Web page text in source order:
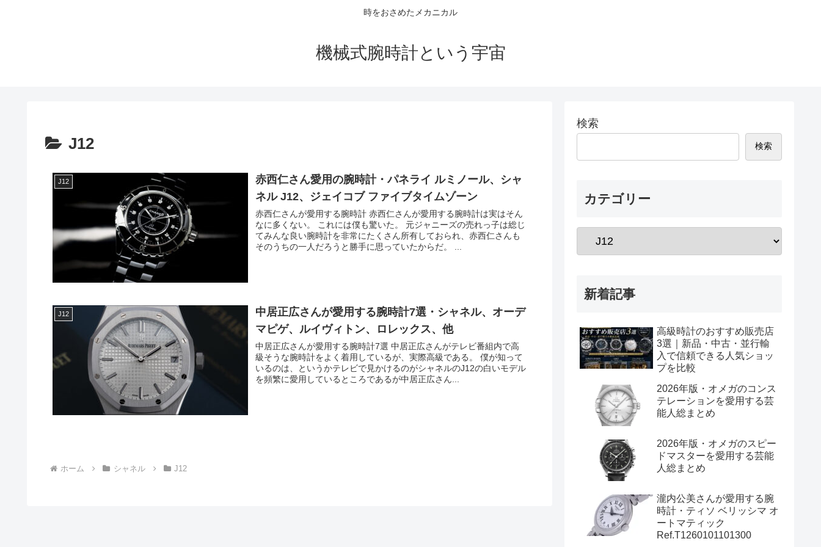
時をおさめたメカニカル
機械式腕時計という宇宙
J12
J12
赤西仁さん愛用の腕時計・パネライ ルミノール、シャ
ネル J12、ジェイコブ ファイブタイムゾーン
赤西仁さんが愛用する腕時計 赤西仁さんが愛用する腕時計は実はそん
なに多くない。 これには僕も驚いた。 元ジャニーズの売れっ子は総じ
てみんな良い腕時計を非常にたくさん所有しておられ、赤西仁さんも
そのうちの一人だろうと勝手に思っていたからだ。 ...
J12
中居正広さんが愛用する腕時計7選・シャネル、オーデ
マピゲ、ルイヴィトン、ロレックス、他
中居正広さんが愛用する腕時計7選 中居正広さんがテレビ番組内で高
級そうな腕時計をよく着用しているが、実際高級である。 僕が知って
いるのは、というかテレビで見かけるのがシャネルのJ12の白いモデル
を頻繁に愛用しているところであるが中居正広さん...
ホーム シャネル J12
検索
検索
カテゴリー
新着記事
高級時計のおすすめ販売店
3選｜新品・中古・並行輸
入で信頼できる人気ショッ
プを比較
2026年版・オメガのコンス
テレーションを愛用する芸
能人総まとめ
2026年版・オメガのスピー
ドマスターを愛用する芸能
人総まとめ
瀧内公美さんが愛用する腕
時計・ティソ ベリッシマ オ
ートマティック
Ref.T1260101101300